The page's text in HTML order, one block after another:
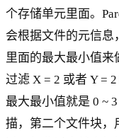
个存储单元里面。
会根据文件的元信息
里面的最大最小值来
过滤 X = 2 或者 Y =
最大最小值就是 0 ~
描，第二个文件块，